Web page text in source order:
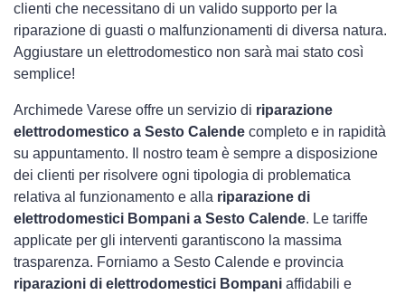
clienti che necessitano di un valido supporto per la
riparazione di guasti o malfunzionamenti di diversa natura.
Aggiustare un elettrodomestico non sarà mai stato così
semplice!
Archimede Varese offre un servizio di riparazione
elettrodomestico a Sesto Calende completo e in rapidità
su appuntamento. Il nostro team è sempre a disposizione
dei clienti per risolvere ogni tipologia di problematica
relativa al funzionamento e alla riparazione di
elettrodomestici Bompani a Sesto Calende. Le tariffe
applicate per gli interventi garantiscono la massima
trasparenza. Forniamo a Sesto Calende e provincia
riparazioni di elettrodomestici Bompani affidabili e